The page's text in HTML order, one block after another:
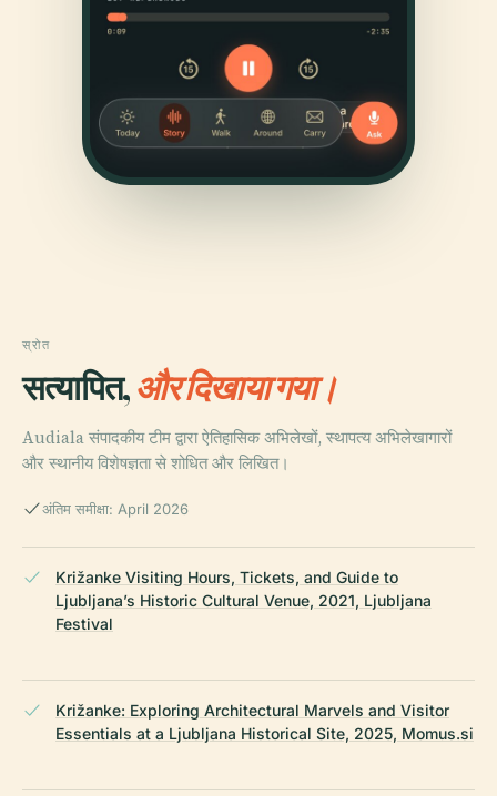
स्रोत
सत्यापित,और दिखाया गया।
Audiala संपादकीय टीम द्वारा ऐतिहासिक अभिलेखों, स्थापत्य अभिलेखागारों
और स्थानीय विशेषज्ञता से शोधित और लिखित।
अंतिम समीक्षा: April 2026
Križanke Visiting Hours, Tickets, and Guide to
Ljubljana’s Historic Cultural Venue, 2021, Ljubljana
Festival
Križanke: Exploring Architectural Marvels and Visitor
Essentials at a Ljubljana Historical Site, 2025, Momus.si